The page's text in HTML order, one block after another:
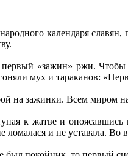
календаря
первый «зажин» ржи.
мух и тараканов:
на зажинки. Всем миром
к жатве и
ломалася и не уставала. Во